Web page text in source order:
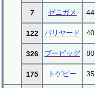
7 ゼニガメ 44
122 バリヤード 40
326 ブーピッグ 80
175 トゲピー 35